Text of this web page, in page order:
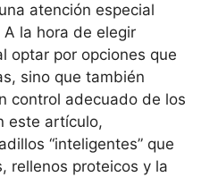
atención especial
la hora de elegir
optar por opciones que
sino que también
control adecuado de los
este artículo,
“inteligentes” que
rellenos proteicos y la